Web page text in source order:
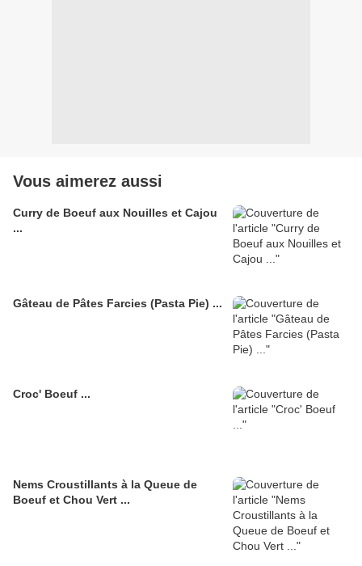
Vous aimerez aussi
Curry de Boeuf aux Nouilles et Cajou
...
Gâteau de Pâtes Farcies (Pasta Pie) ...
Croc' Boeuf ...
Nems Croustillants à la Queue de
Boeuf et Chou Vert ...